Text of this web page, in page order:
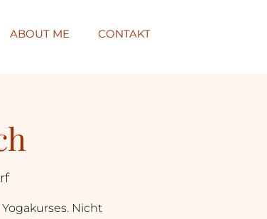
ABOUT ME CONTAKT
Nicht